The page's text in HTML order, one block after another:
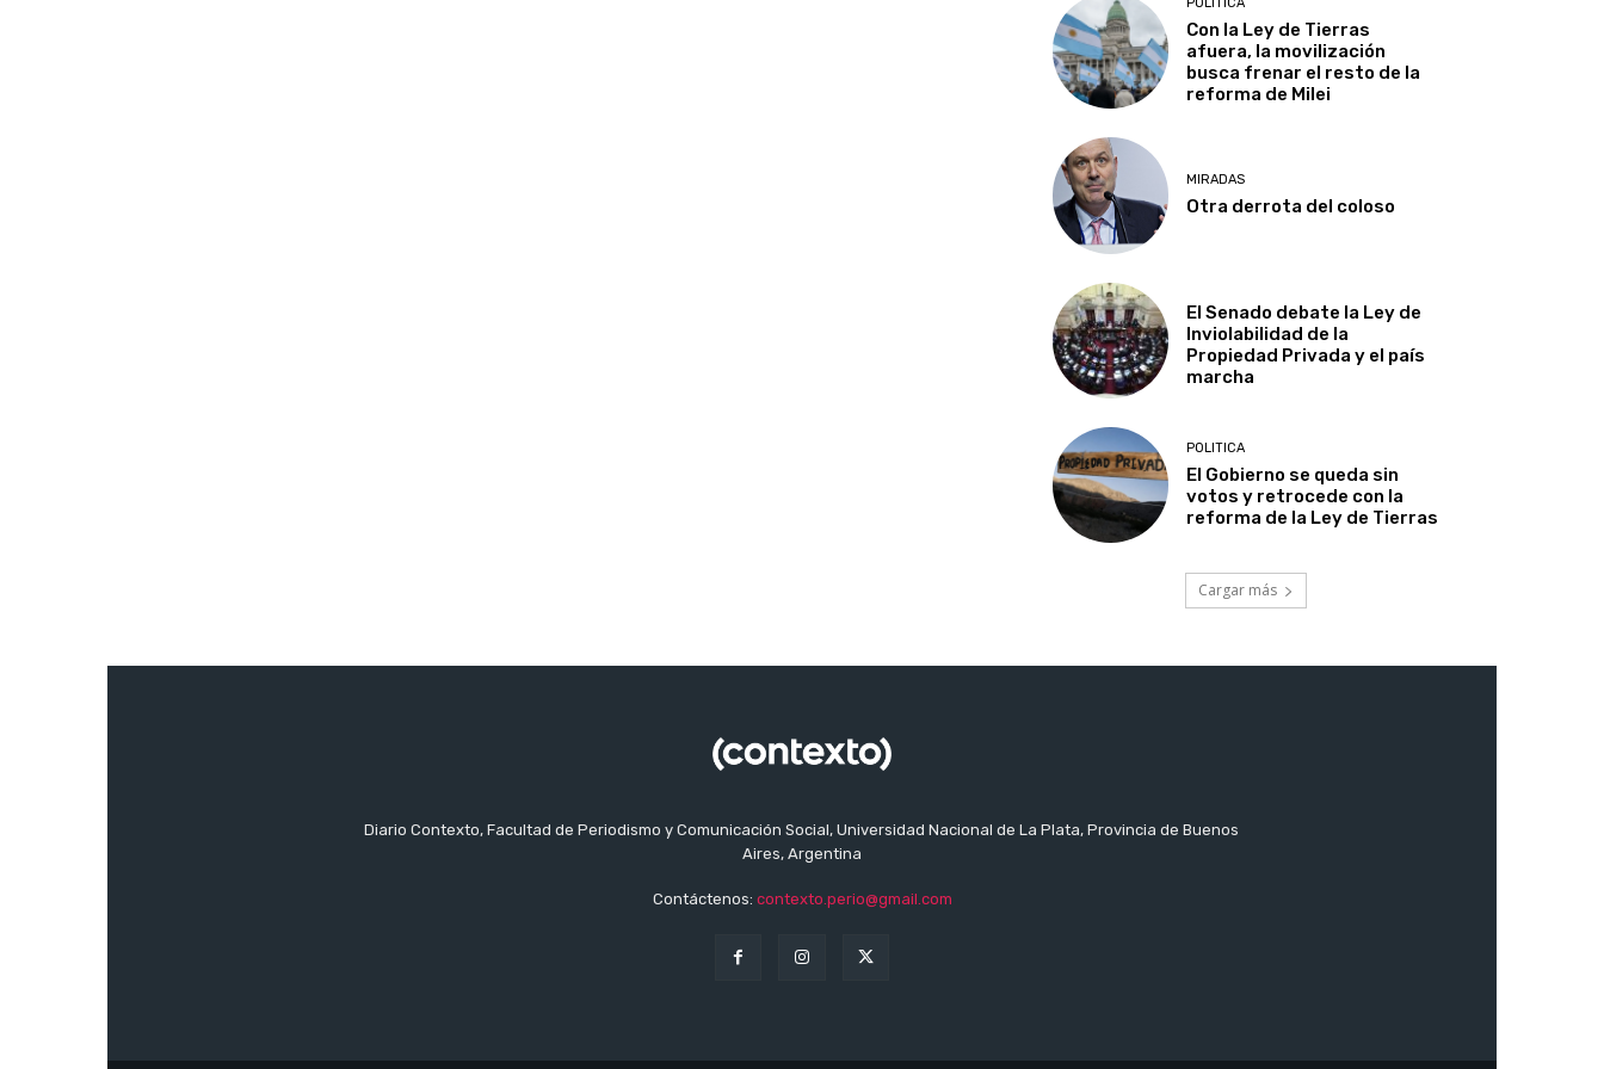
POLITICA
Con la Ley de Tierras
afuera, la movilización
busca frenar el resto de la
reforma de Milei
MIRADAS
Otra derrota del coloso
El Senado debate la Ley de
Inviolabilidad de la
Propiedad Privada y el país
marcha
POLITICA
El Gobierno se queda sin
votos y retrocede con la
reforma de la Ley de Tierras
Cargar más
Diario Contexto, Facultad de Periodismo y Comunicación Social, Universidad Nacional de La Plata, Provincia de Buenos
Aires, Argentina
Contáctenos: contexto.perio@gmail.com